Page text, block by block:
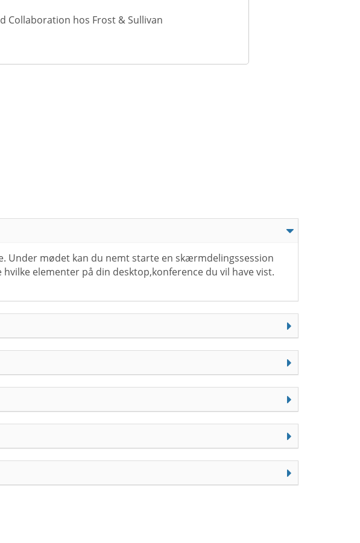
Collaboration hos Frost & Sullivan
Under mødet kan du nemt starte en skærmdelingssession
elementer på din desktop,konference du vil have vist.